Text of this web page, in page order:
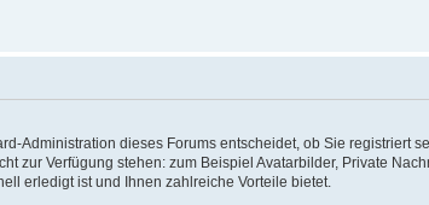
Administration dieses Forums entscheidet, ob Sie registriert
zur Verfügung stehen: zum Beispiel Avatarbilder, Private
erledigt ist und Ihnen zahlreiche Vorteile bietet.